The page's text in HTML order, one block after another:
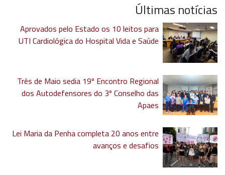
Últimas notícias
Aprovados pelo Estado os 10 leitos para
UTI Cardiológica do Hospital Vida e Saúde
Três de Maio sedia 19º Encontro Regional
dos Autodefensores do 3º Conselho das
Apaes
Lei Maria da Penha completa 20 anos entre
avanços e desafios